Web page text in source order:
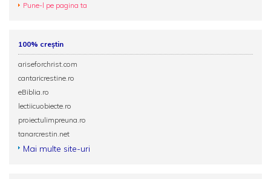
Pune-l pe pagina ta
100% creștin
ariseforchrist.com
cantaricrestine.ro
eBiblia.ro
lectiicuobiecte.ro
proiectulimpreuna.ro
tanarcrestin.net
Mai multe site-uri